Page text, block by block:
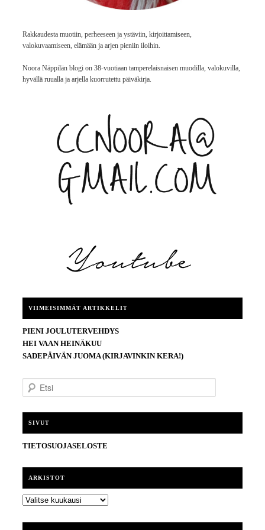
Rakkaudesta muotiin, perheeseen ja ystäviin, kirjoittamiseen,
valokuvaamiseen, elämään ja arjen pieniin iloihin.
Noora Näppilän blogi on 38-vuotiaan tamperelaisnaisen muodilla, valokuvilla,
hyvällä ruualla ja arjella kuorrutettu päiväkirja.
VIIMEISIMMÄT ARTIKKELIT
PIENI JOULUTERVEHDYS
HEI VAAN HEINÄKUU
SADEPÄIVÄN JUOMA (KIRJAVINKIN KERA!)
SIVUT
TIETOSUOJASELOSTE
ARKISTOT
ARKISTOT